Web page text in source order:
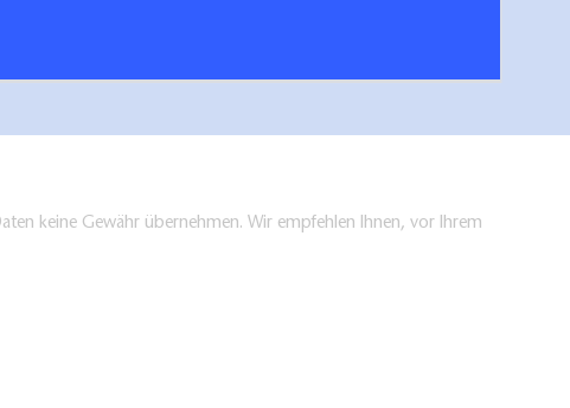
keine Gewähr übernehmen. Wir empfehlen Ihnen, vor Ihrem